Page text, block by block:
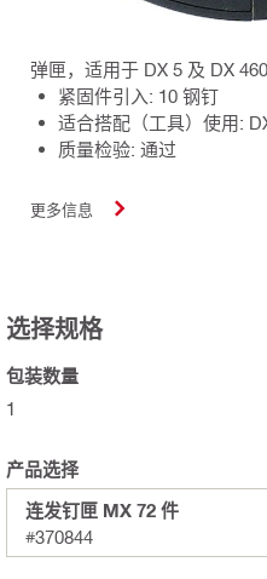
弹匣，适用于 DX 5 及 DX
紧固件引入: 10 钢钉
适合搭配（工具）使用:
质量检验: 通过
更多信息
选择规格
包装数量
1
产品选择
连发钉匣 MX 72 件
#370844